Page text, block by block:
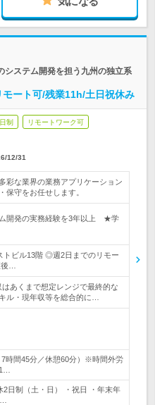
システム開発を担う九州の独立系
ート可/残業11h/土日祝休み
制 リモートワーク可
12/31
彩な業界の業務アプリケーション
保守をお任せします。
開発の実務経験を3年以上 ★学
トビル13階 ◎週2日までのリモー
…
あくまで想定レンジで最終的な
ル・現年収等を総合的に…
時間45分／休憩60分）※時間外労
2日制（土・日） ・祝日 ・年末年